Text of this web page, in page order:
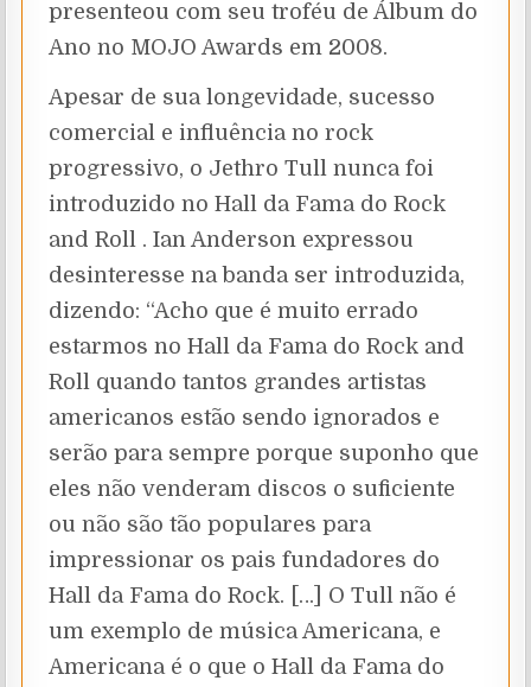
presenteou com seu troféu de Álbum do
Ano no MOJO Awards em 2008.
Apesar de sua longevidade, sucesso
comercial e influência no rock
progressivo, o Jethro Tull nunca foi
introduzido no Hall da Fama do Rock
and Roll . Ian Anderson expressou
desinteresse na banda ser introduzida,
dizendo: “Acho que é muito errado
estarmos no Hall da Fama do Rock and
Roll quando tantos grandes artistas
americanos estão sendo ignorados e
serão para sempre porque suponho que
eles não venderam discos o suficiente
ou não são tão populares para
impressionar os pais fundadores do
Hall da Fama do Rock. […] O Tull não é
um exemplo de música Americana, e
Americana é o que o Hall da Fama do